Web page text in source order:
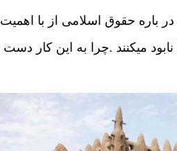
حقوق اسلامی از با
میکنند .چرا به این کار دست